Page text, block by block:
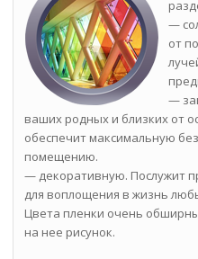
—
от
—
ваших родных и близких от
обеспечит максимальную
помещению.
— декоративную. Послужит
для воплощения в жизнь
Цвета пленки очень
на нее рисунок.